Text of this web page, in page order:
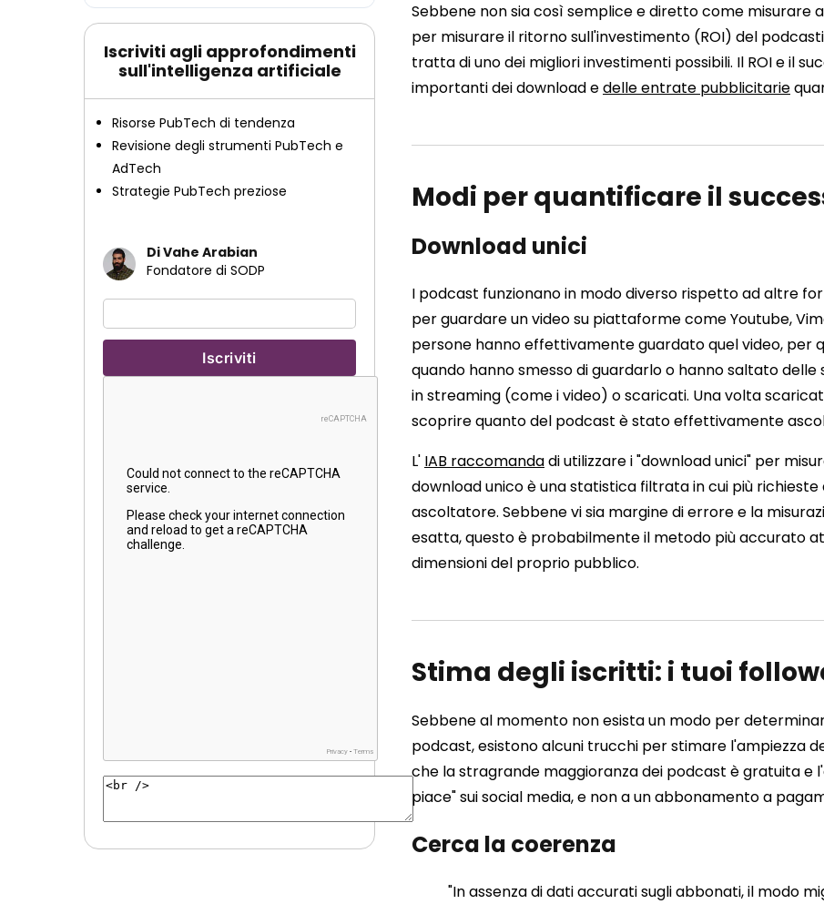
Iscriviti agli approfondimenti
sull'intelligenza artificiale
Risorse PubTech di tendenza
Revisione degli strumenti PubTech e
AdTech
Strategie PubTech preziose
Di Vahe Arabian
Fondatore di SODP
Sebbene non sia così semplice e diretto come misurare
per misurare il ritorno sull'investimento (ROI) del
tratta di uno dei migliori investimenti possibili. Il ROI e il
importanti dei download edelle entrate pubblicitarie
Modi per quantificare il
Download unici
I podcast funzionano in modo diverso rispetto ad altre
per guardare un video su piattaforme come Youtube,
persone hanno effettivamente guardato quel video, per
quando hanno smesso di guardarlo o hanno saltato
in streaming (come i video) o scaricati. Una volta
scoprire quanto del podcast è stato effettivamente
L' IAB raccomandadi utilizzare i "download unici" per
download unico è una statistica filtrata in cui più
ascoltatore. Sebbene vi sia margine di errore e la
esatta, questo è probabilmente il metodo più accurato
dimensioni del proprio pubblico.
Stima degli iscritti: i tuoi
Sebbene al momento non esista un modo per
podcast, esistono alcuni trucchi per stimare l'ampiezza
che la stragrande maggioranza dei podcast è gratuita e
piace" sui social media, e non a un abbonamento a
Cerca la coerenza
"In assenza di dati accurati sugli abbonati, il modo